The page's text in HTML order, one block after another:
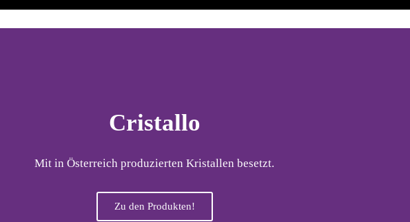
Cristallo
Mit in Österreich produzierten Kristallen besetzt.
Zu den Produkten!